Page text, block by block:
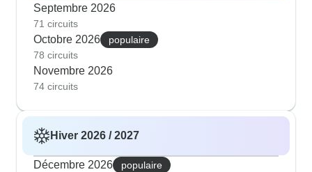
Septembre 2026
71 circuits
Octobre 2026
populaire
78 circuits
Novembre 2026
74 circuits
Hiver 2026 / 2027
Décembre 2026
populaire